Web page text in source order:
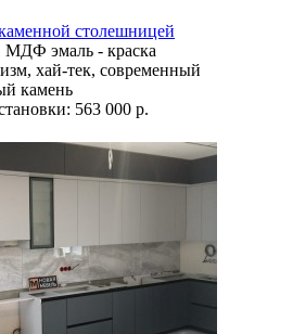
столешницей
эмаль - краска
хай-тек, современный
камень
563 000 р.